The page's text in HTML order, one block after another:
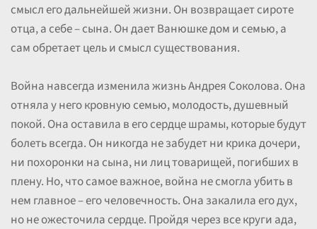
смысл его дальнейшей жизни. Он возвращает сироте
отца, а себе – сына. Он дает Ванюшке дом и семью, а
сам обретает цель и смысл существования.
Война навсегда изменила жизнь Андрея Соколова. Она
отняла у него кровную семью, молодость, душевный
покой. Она оставила в его сердце шрамы, которые будут
болеть всегда. Он никогда не забудет ни крика дочери,
ни похоронки на сына, ни лиц товарищей, погибших в
плену. Но, что самое важное, война не смогла убить в
нем главное – его человечность. Она закалила его дух,
но не ожесточила сердце. Пройдя через все круги ада,